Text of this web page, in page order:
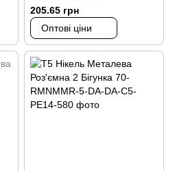
205.65 грн
Оптові ціни